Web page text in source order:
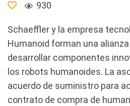
930
Schaeffler y la empresa
Humanoid forman una
desarrollar componentes
los robots humanoides. La
acuerdo de suministro para
contrato de compra de